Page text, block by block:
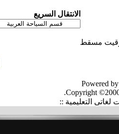
الانتقال السريع
مسقط
Powered
Copyright
التعليمية ::